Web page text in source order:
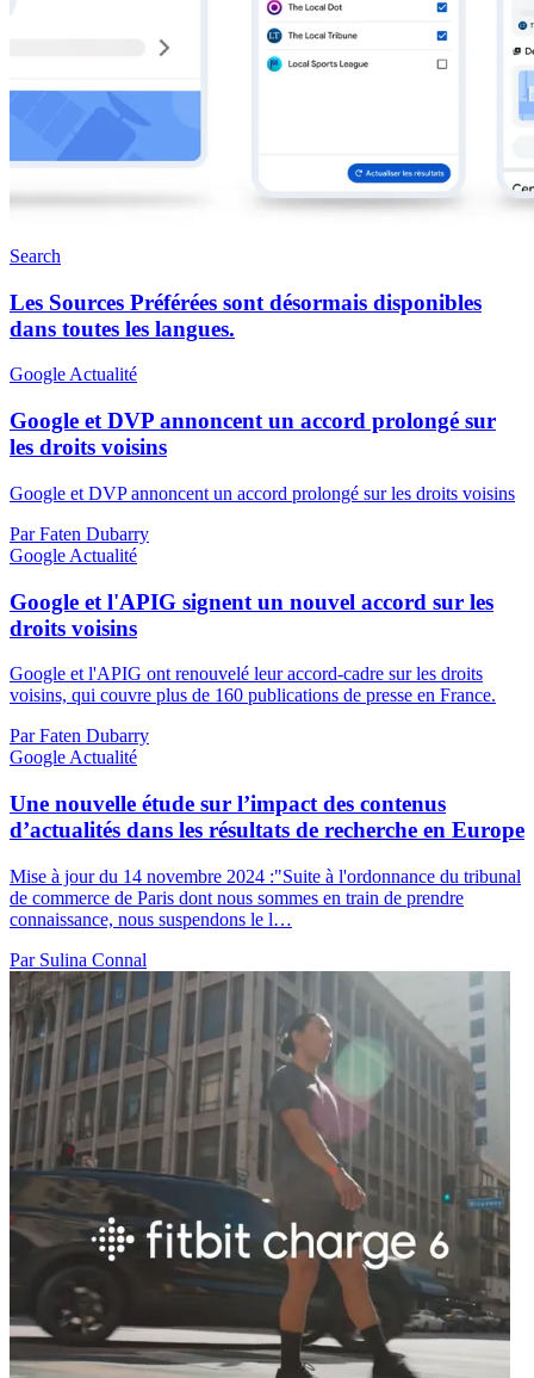
Search
Les Sources Préférées sont désormais disponibles
dans toutes les langues.
Google Actualité
Google et DVP annoncent un accord prolongé sur
les droits voisins
Google et DVP annoncent un accord prolongé sur les droits voisins
Par Faten Dubarry
Google Actualité
Google et l'APIG signent un nouvel accord sur les
droits voisins
Google et l'APIG ont renouvelé leur accord-cadre sur les droits
voisins, qui couvre plus de 160 publications de presse en France.
Par Faten Dubarry
Google Actualité
Une nouvelle étude sur l’impact des contenus
d’actualités dans les résultats de recherche en Europe
Mise à jour du 14 novembre 2024 :"Suite à l'ordonnance du tribunal
de commerce de Paris dont nous sommes en train de prendre
connaissance, nous suspendons le l…
Par Sulina Connal